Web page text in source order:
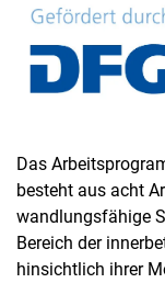
Das
besteht aus acht
wandlungsfähige
Bereich der
hinsichtlich ihrer